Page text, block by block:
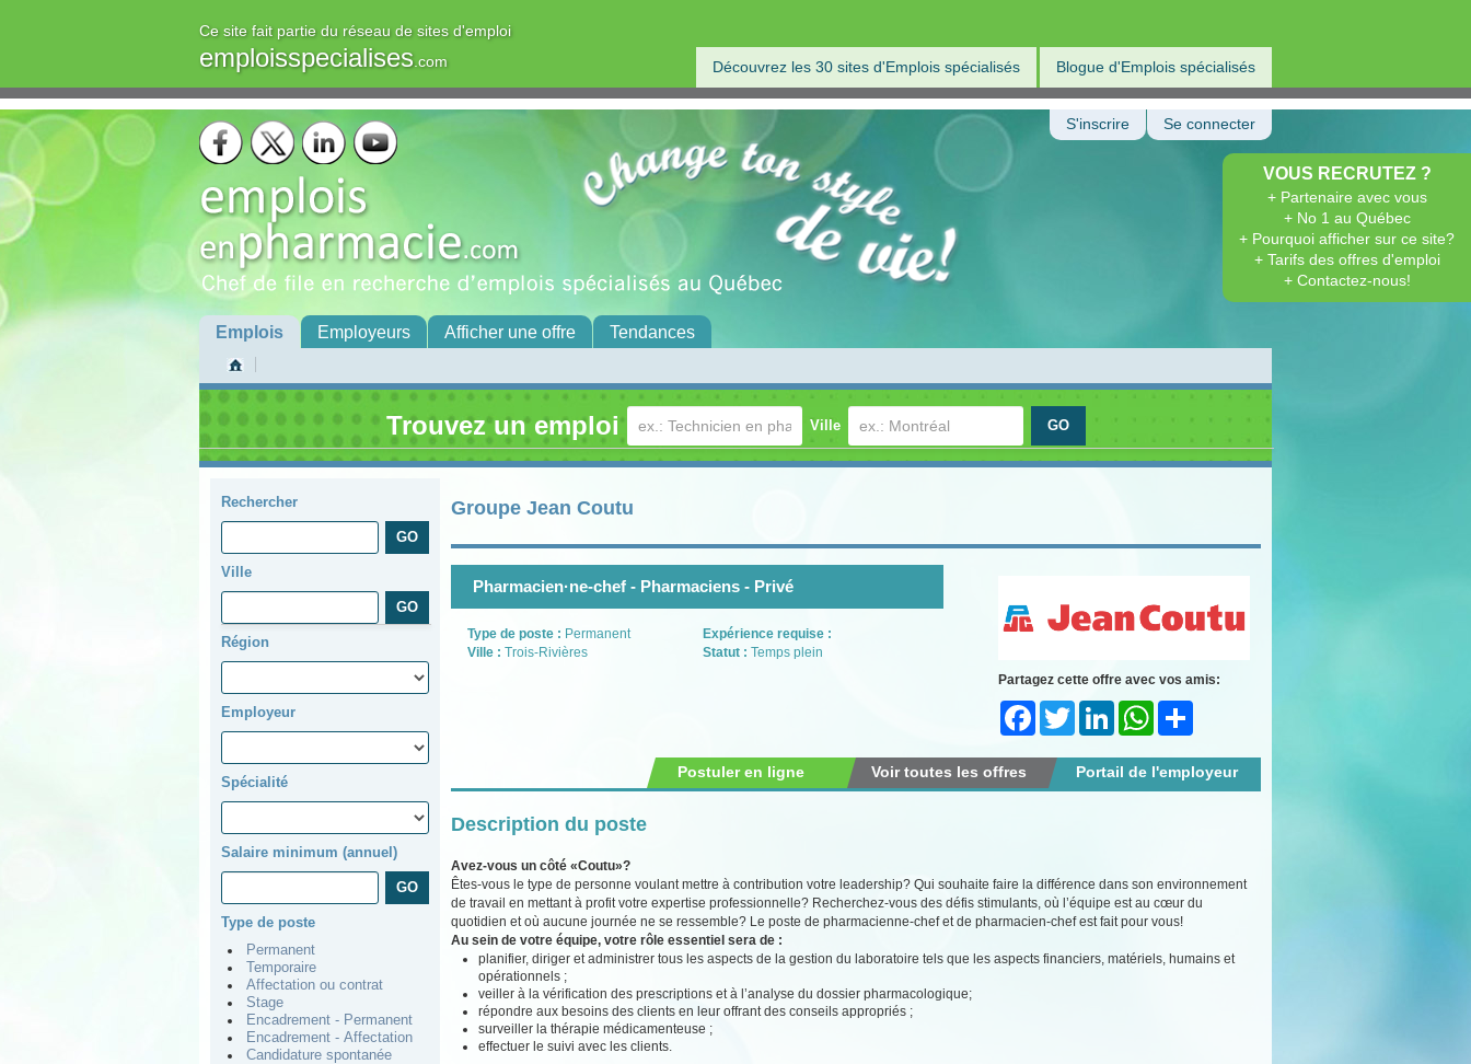
Ce site fait partie du réseau de sites d'emploi
emploisspecialises.com Découvrez les 30 sites d'Emplois spécialisés Blogue d'Emplois spécialisés
VOUS RECRUTEZ ?
+ Partenaire avec vous
+ No 1 au Québec
+ Pourquoi afficher sur ce site?
+ Tarifs des offres d'emploi
+ Contactez-nous!
S'inscrire Se connecter
Emplois Employeurs Afficher une offre Tendances
Trouvez un emploi Ville
Rechercher
Ville
Région
Employeur
Spécialité
Salaire minimum (annuel)
Type de poste
Permanent
Temporaire
Affectation ou contrat
Stage
Encadrement - Permanent
Encadrement - Affectation
Candidature spontanée
Groupe Jean Coutu
Pharmacien·ne-chef - Pharmaciens - Privé
Type de poste : Permanent
Ville : Trois-Rivières
Expérience requise :
Statut : Temps plein
Partagez cette offre avec vos amis:
FacebookTwitter LinkedInWhatsApp
Portail de l'employeur
Voir toutes les offres
Postuler en ligne
Description du poste
Avez-vous un côté «Coutu»?
Êtes-vous le type de personne voulant mettre à contribution votre leadership? Qui souhaite faire la différence dans son environnement
de travail en mettant à profit votre expertise professionnelle? Recherchez-vous des défis stimulants, où l’équipe est au cœur du
quotidien et où aucune journée ne se ressemble? Le poste de pharmacienne-chef et de pharmacien-chef est fait pour vous!
Au sein de votre équipe, votre rôle essentiel sera de :
planifier, diriger et administrer tous les aspects de la gestion du laboratoire tels que les aspects financiers, matériels, humains et
opérationnels ;
veiller à la vérification des prescriptions et à l’analyse du dossier pharmacologique;
répondre aux besoins des clients en leur offrant des conseils appropriés ;
surveiller la thérapie médicamenteuse ;
effectuer le suivi avec les clients.